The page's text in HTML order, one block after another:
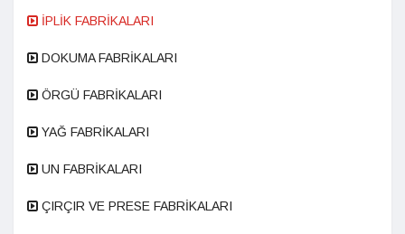
İPLİK FABRİKALARI
DOKUMA FABRİKALARI
ÖRGÜ FABRİKALARI
YAĞ FABRİKALARI
UN FABRİKALARI
ÇIRÇIR VE PRESE FABRİKALARI